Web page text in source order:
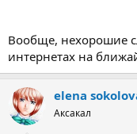
Вообще, нехорошие
интернетах на
elena
Аксакал